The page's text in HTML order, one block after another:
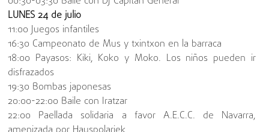
LUNES 24 de julio
11:00 Juegos infantiles
16:30 Campeonato de Mus y txintxon en la barraca
18:00 Payasos: Kiki, Koko y Moko. Los niños pueden ir
disfrazados
19:30 Bombas japonesas
20:00-22:00 Baile con Iratzar
22:00 Paellada solidaria a favor A.E.C.C. de Navarra,